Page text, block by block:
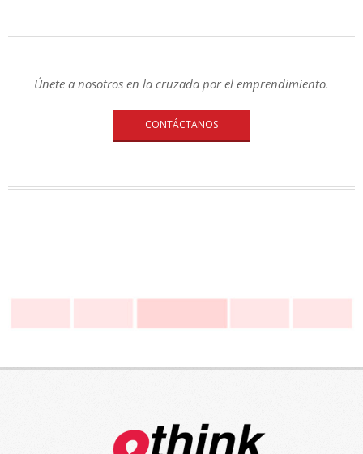
Únete a nosotros en la cruzada por el emprendimiento.
CONTÁCTANOS